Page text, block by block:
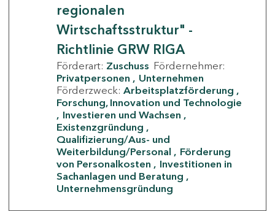
regionalen
Wirtschaftsstruktur" -
Richtlinie GRW RIGA
Förderart: Zuschuss Fördernehmer:
Privatpersonen
Unternehmen
Förderzweck: Arbeitsplatzförderung
Forschung, Innovation und Technologie
Investieren und Wachsen
Existenzgründung
Qualifizierung/Aus- und
Weiterbildung/Personal
Förderung
von Personalkosten
Investitionen in
Sachanlagen und Beratung
Unternehmensgründung